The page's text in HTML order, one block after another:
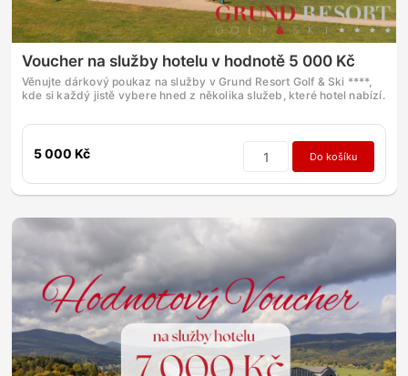
Voucher na služby hotelu v hodnotě 5 000 Kč
Věnujte dárkový poukaz na služby v Grund Resort Golf & Ski ****,
kde si každý jistě vybere hned z několika služeb, které hotel nabízí.
5 000 Kč Do košíku